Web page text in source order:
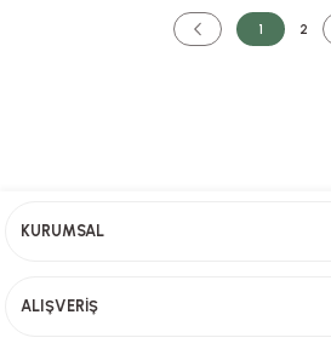
1 2
2000 TL ve üzeri alışverişlerinizde ücretsiz kargo!
KURUMSAL
ALIŞVERİŞ